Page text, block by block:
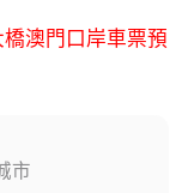
澳門口岸車票預
市